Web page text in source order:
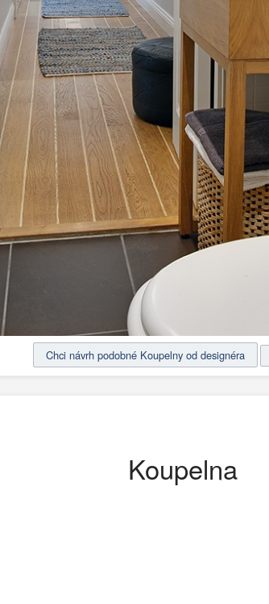
Chci návrh podobné Koupelny od designéra
Koupelna